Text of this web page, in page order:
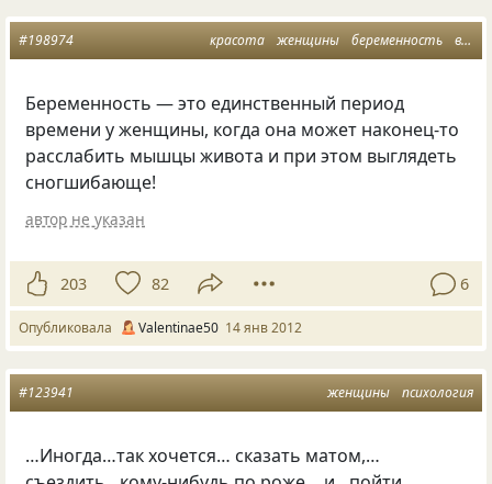
красота женщины беременность внешность
#198974
Беременность — это единственный период
времени у женщины, когда она может наконец-то
расслабить мышцы живота и при этом выглядеть
сногшибающе!
автор не указан
203 82 6
Опубликовала Valentinae50 14 янв 2012
женщины психология
#123941
…Иногда…так хочется… сказать матом,…